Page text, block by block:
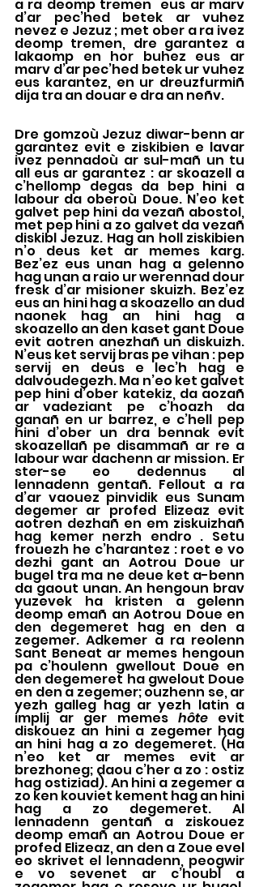
a ra deomp tremen  eus ar marv
d’ar pec’hed betek ar vuhez
nevez e Jezuz ; met ober a ra ivez
deomp tremen, dre garantez a
lakaomp en hor buhez eus ar
marv d’ar pec’hed betek ur vuhez
eus karantez, en ur dreuzfurmiñ
dija tra an douar e dra an neñv.
Dre gomzoù Jezuz diwar-benn ar
garantez evit e ziskibien e lavar
ivez pennadoù ar sul-mañ un tu
all eus ar garantez : ar skoazell a
c’hellomp degas da bep hini a
labour da oberoù Doue. N’eo ket
galvet pep hini da vezañ abostol,
met pep hini a zo galvet da vezañ
diskibl Jezuz. Hag an holl ziskibien
n’o deus ket ar memes karg.
Bez’ez eus unan hag a gelenno
hag unan a raio ur werennad dour
fresk d’ar misioner skuizh. Bez’ez
eus an hini hag a skoazello an dud
naonek hag an hini hag a
skoazello an den kaset gant Doue
evit aotren anezhañ un diskuizh.
N’eus ket servij bras pe vihan : pep
servij en deus e lec’h hag e
dalvoudegezh. Ma n’eo ket galvet
pep hini d’ober katekiz, da aozañ
ar vadeziant pe c’hoazh da
ganañ en ur barrez, e c’hell pep
hini d’ober un dra bennak evit
skoazellañ pe disammañ ar re a
labour war dachenn ar mission. Er
ster-se eo dedennus al
lennadenn gentañ. Fellout a ra
d’ar vaouez pinvidik eus Sunam
degemer ar profed Elizeaz evit
aotren dezhañ en em ziskuizhañ
hag kemer nerzh endro . Setu
frouezh he c’harantez : roet e vo
dezhi gant an Aotrou Doue ur
bugel tra ma ne deue ket a-benn
da gaout unan. An hengoun brav
yuzevek ha kristen a gelenn
deomp emañ an Aotrou Doue en
den degemeret hag en den a
zegemer. Adkemer a ra reolenn
Sant Beneat ar memes hengoun
pa c’houlenn gwellout Doue en
den degemeret ha gwelout Doue
en den a zegemer; ouzhenn se, ar
yezh galleg hag ar yezh latin a
implij ar ger memes hôte evit
diskouez an hini a zegemer hag
an hini hag a zo degemeret. (Ha
n’eo ket ar memes evit ar
brezhoneg; daou c’her a zo : ostiz
hag ostiziad). An hini a zegemer a
zo ken kouviet kement hag an hini
hag a zo degemeret. Al
lennadenn gentañ a ziskouez
deomp emañ an Aotrou Doue er
profed Elizeaz, an den a Zoue evel
eo skrivet el lennadenn, peogwir
e vo sevenet ar c’houbl a